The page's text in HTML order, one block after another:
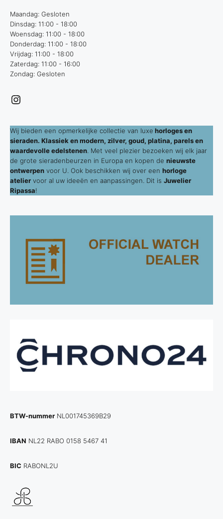
Maandag: Gesloten
Dinsdag: 11:00 - 18:00
Woensdag: 11:00 - 18:00
Donderdag: 11:00 - 18:00
Vrijdag: 11:00 - 18:00
Zaterdag: 11:00 - 16:00
Zondag: Gesloten
Instagram
Wij bieden een opmerkelijke collectie van luxe horloges en
sieraden. Klassiek en modern, zilver, goud, platina, parels en
waardevolle edelstenen . Met veel plezier bezoeken wij elk jaar
de grote sieradenbeurzen in Europa en kopen de nieuwste
ontwerpen voor U. Ook beschikken wij over een horloge
atelier voor al uw ideeën en aanpassingen. Dit is Juwelier
Ripassa!
BTW-nummer NL001745369B29
IBAN NL22 RABO 0158 5467 41
BIC RABONL2U